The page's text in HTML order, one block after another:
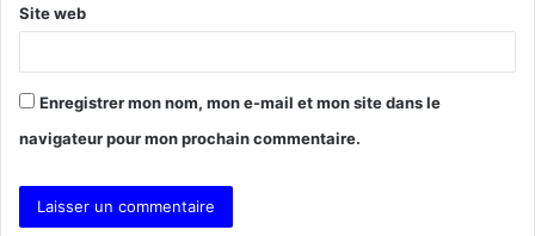
Site web
Enregistrer mon nom, mon e-mail et mon site dans le
navigateur pour mon prochain commentaire.